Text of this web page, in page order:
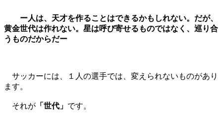
ー人は、天才を作ることはできるかもしれない。だが、
黄金世代は作れない。星は呼び寄せるものではなく、巡り合
うものだからだー
サッカーには、１人の選手では、変えられないものがあり
ます。
それが 「世代」 です。